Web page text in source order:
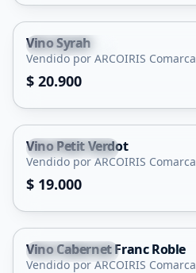
San Francisco
Vino Syrah
Vendido por ARCOIRIS Comarca
$ 20.900
San Francisco
Vino Petit Verdot
Vendido por ARCOIRIS Comarca
$ 19.000
San Francisco
Vino Cabernet Franc Roble
Vendido por ARCOIRIS Comarca